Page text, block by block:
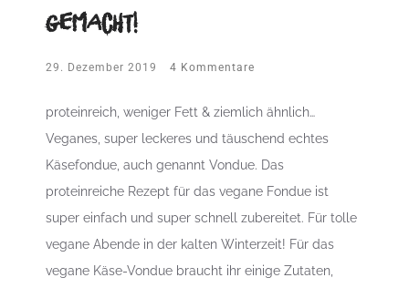
gemacht!
29. Dezember 2019 4 Kommentare
proteinreich, weniger Fett & ziemlich ähnlich…
Veganes, super leckeres und täuschend echtes
Käsefondue, auch genannt Vondue. Das
proteinreiche Rezept für das vegane Fondue ist
super einfach und super schnell zubereitet. Für tolle
vegane Abende in der kalten Winterzeit! Für das
vegane Käse-Vondue braucht ihr einige Zutaten,